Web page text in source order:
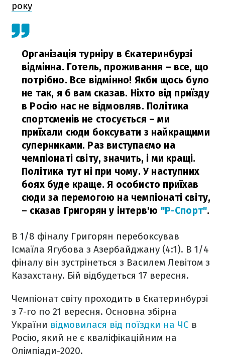
року
Організація турніру в Єкатеринбурзі
відмінна. Готель, проживання – все, що
потрібно. Все відмінно! Якби щось було
не так, я б вам сказав. Ніхто від приїзду
в Росію нас не відмовляв. Політика
спортсменів не стосується – ми
приїхали сюди боксувати з найкращими
суперниками. Раз виступаємо на
чемпіонаті світу, значить, і ми кращі.
Політика тут ні при чому. У наступних
боях буде краще. Я особисто приїхав
сюди за перемогою на чемпіонаті світу,
– сказав Григорян у інтерв'ю "Р-Спорт".
В 1/8 фіналу Григорян перебоксував
Ісмаїла Ягубова з Азербайджану (4:1). В 1/4
фіналу він зустрінеться з Василем Левітом з
Казахстану. Бій відбудеться 17 вересня.
Чемпіонат світу проходить в Єкатеринбурзі
з 7-го по 21 вересня. Основна збірна
України відмовилася від поїздки на ЧС в
Росію, який не є кваліфікаційним на
Олімпіади-2020.